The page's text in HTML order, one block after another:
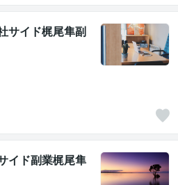
サイド梶尾隼副
イド副業梶尾隼